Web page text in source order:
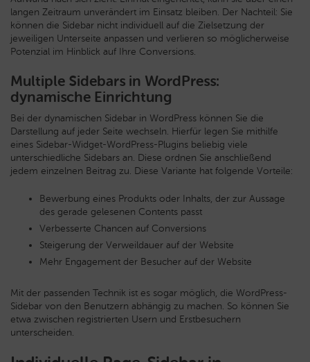
langen Zeitraum unverändert im Einsatz bleiben. Der Nachteil: Sie
können die Sidebar nicht individuell auf die Zielsetzung der
jeweiligen Unterseite anpassen und verlieren so möglicherweise
Potenzial im Hinblick auf Ihre Conversions.
Multiple Sidebars in WordPress:
dynamische Einrichtung
Bei der dynamischen Sidebar in WordPress können Sie die
Darstellung auf jeder Seite wechseln. Hierfür legen Sie mithilfe
eines Sidebar-Widget-WordPress-Plugins beliebig viele
unterschiedliche Sidebars an. Diese ordnen Sie anschließend
jedem einzelnen Beitrag zu. Diese Variante hat folgende Vorteile:
Bewerbung eines Produkts oder Inhalts, der zur Aussage
des gerade gelesenen Contents passt
Verbesserte Chancen auf Conversions
Steigerung der Verweildauer auf der Website
Mehr Engagement der Besucher auf der Website
Mit der passenden Technik ist es sogar möglich, die WordPress-
Sidebar von den Benutzern abhängig zu machen. So können Sie
etwa zwischen registrierten Usern und Erstbesuchern
unterscheiden.